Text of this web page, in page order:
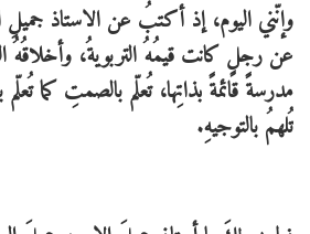
وإنّني اليوم، إذ أكتبُ عن الاستاذ جميلِ
عن رجلٍ كانت قيمُهُ التربويةُ، وأخلاقُهُ
مدرسةً قائمةً بذاتِها، تُعلّم بالصمتِ كما تُعلّم
تُلهمُ بالتوجيهِ.